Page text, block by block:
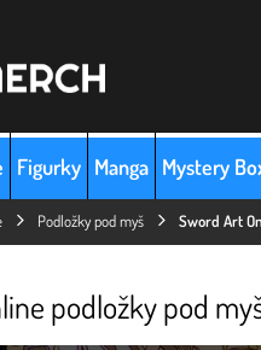
Figurky Manga Mystery
Podložky pod myš Sword Art
podložky pod